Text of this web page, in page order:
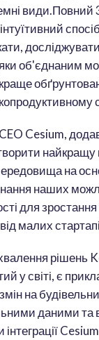
об'єднаним
CEO Cesium,
на
наших
для
малих
рішень
у світі, є
на
даними
інтеграції